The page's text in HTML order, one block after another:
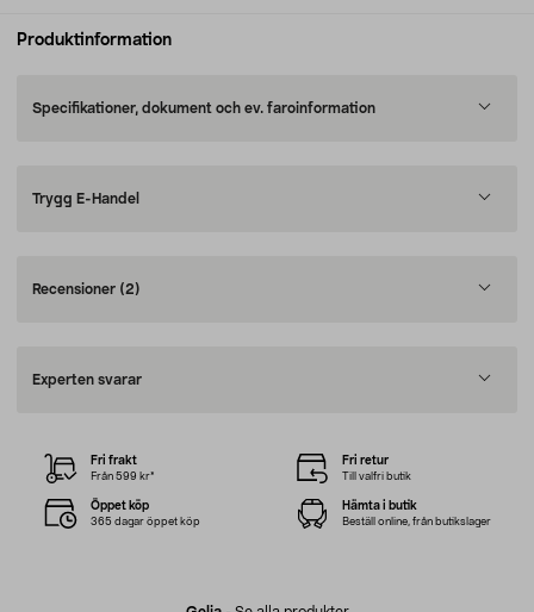
Produktinformation
Specifikationer, dokument och ev. faroinformation
Trygg E-Handel
Recensioner (2)
Experten svarar
Fri frakt
Från 599 kr*
Fri retur
Till valfri butik
Öppet köp
365 dagar öppet köp
Hämta i butik
Beställ online, från butikslager